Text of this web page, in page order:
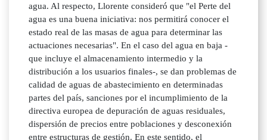
agua. Al respecto, Llorente consideró que "el Perte del
agua es una buena iniciativa: nos permitirá conocer el
estado real de las masas de agua para determinar las
actuaciones necesarias". En el caso del agua en baja -
que incluye el almacenamiento intermedio y la
distribución a los usuarios finales-, se dan problemas de
calidad de aguas de abastecimiento en determinadas
partes del país, sanciones por el incumplimiento de la
directiva europea de depuración de aguas residuales,
dispersión de precios entre poblaciones y desconexión
entre estructuras de gestión. En este sentido, el